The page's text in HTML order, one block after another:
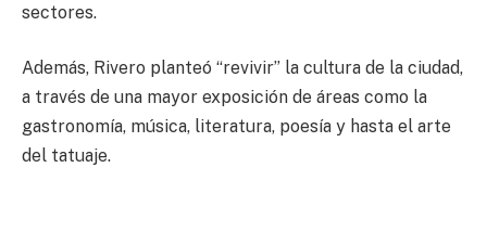
sectores.
Además, Rivero planteó “revivir” la cultura de la ciudad,
a través de una mayor exposición de áreas como la
gastronomía, música, literatura, poesía y hasta el arte
del tatuaje.